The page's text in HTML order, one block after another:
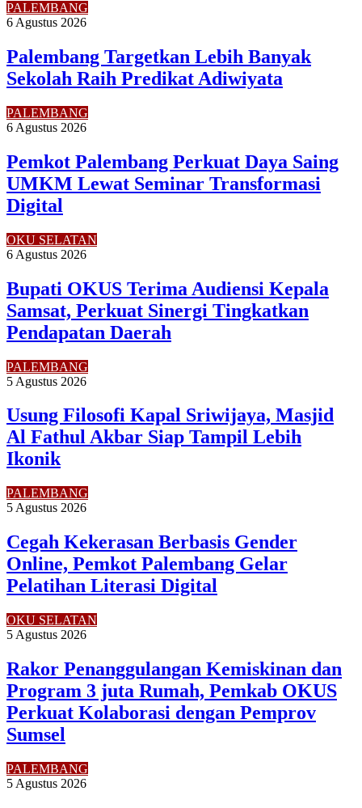
PALEMBANG
6 Agustus 2026
Palembang Targetkan Lebih Banyak
Sekolah Raih Predikat Adiwiyata
PALEMBANG
6 Agustus 2026
Pemkot Palembang Perkuat Daya Saing
UMKM Lewat Seminar Transformasi
Digital
OKU SELATAN
6 Agustus 2026
Bupati OKUS Terima Audiensi Kepala
Samsat, Perkuat Sinergi Tingkatkan
Pendapatan Daerah
PALEMBANG
5 Agustus 2026
Usung Filosofi Kapal Sriwijaya, Masjid
Al Fathul Akbar Siap Tampil Lebih
Ikonik
PALEMBANG
5 Agustus 2026
Cegah Kekerasan Berbasis Gender
Online, Pemkot Palembang Gelar
Pelatihan Literasi Digital
OKU SELATAN
5 Agustus 2026
Rakor Penanggulangan Kemiskinan dan
Program 3 juta Rumah, Pemkab OKUS
Perkuat Kolaborasi dengan Pemprov
Sumsel
PALEMBANG
5 Agustus 2026